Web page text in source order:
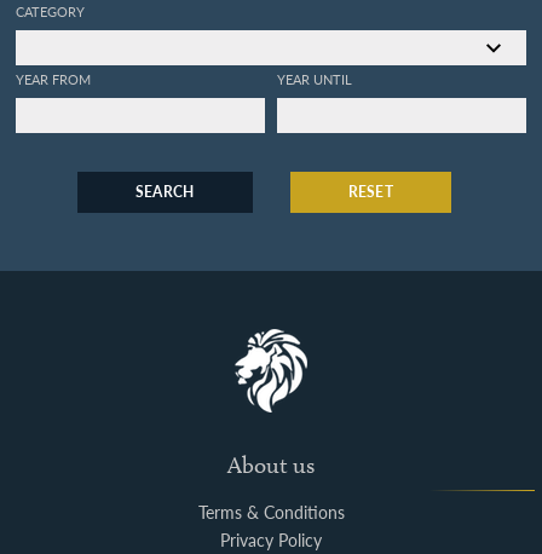
CATEGORY
YEAR FROM YEAR UNTIL
SEARCH RESET
About us
Terms & Conditions
Privacy Policy